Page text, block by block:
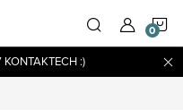
:)